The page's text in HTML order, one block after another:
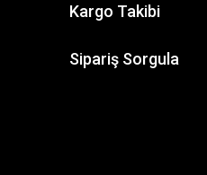
Kargo Takibi
Sipariş Sorgula